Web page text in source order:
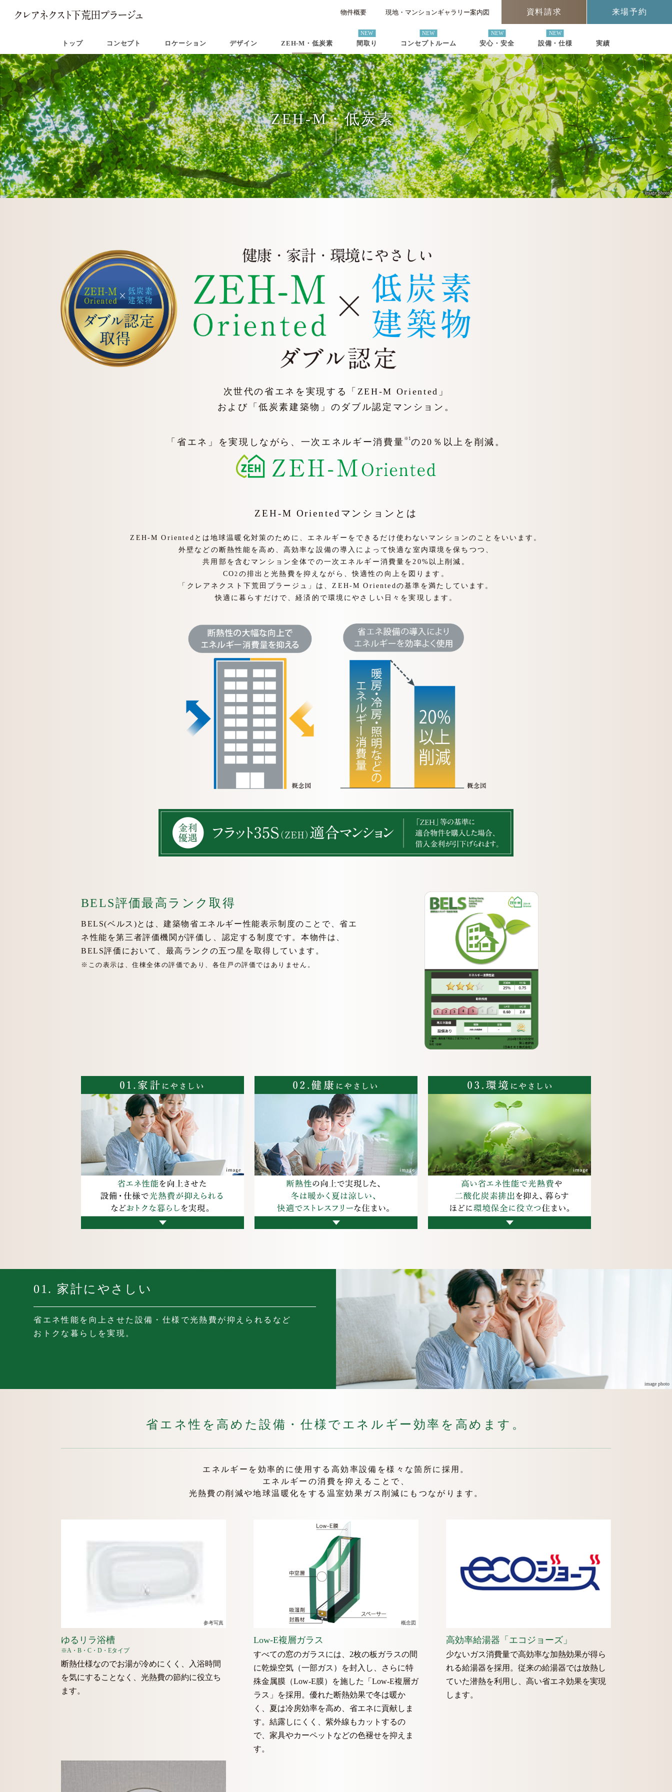
物件概要 現地・マンションギャラリー案内図 資料請求 来場予約
トップ コンセプト ロケーション デザイン ZEH-M・低炭素 間取り コンセプトルーム 安心・安全 設備・仕様 実績
ZEH-M・低炭素
image photo
次世代の省エネを実現する
「ZEH-M Oriented」
および 「低炭素建築物」のダブル認定マンション。
「省エネ」を実現しながら、 一次エネルギー消費量 ※1 の 20％以上を削減。
ZEH-M Orientedマンションとは
ZEH-M Orientedとは地球温暖化対策のために、エネルギーをできるだけ使わないマンションのことをいいます。
外壁などの断熱性能を高め、高効率な設備の導入によって快適な室内環境を保ちつつ、
共用部を含むマンション全体での一次エネルギー消費量を20%以上削減。
CO2 の排出と光熱費を抑えながら、快適性の向上を図ります。
「クレアネクスト下荒田プラージュ」は、ZEH-M Orientedの基準を満たしています。
快適に暮らすだけで、経済的で環境にやさしい日々を実現します。
BELS評価最高ランク取得
BELS(ベルス)とは、建築物省エネルギー性能表示制度のことで、省エ
ネ性能を第三者評価機関が評価し、認定する制度です。本物件は、
BELS評価において、最高ランクの五つ星を取得しています。
※この表示は、住棟全体の評価であり、各住戸の評価ではありません。
01. 家計にやさしい
省エネ性能を向上させた設備・仕様で光熱費が抑えられるなど
おトクな暮らしを実現。
image photo
省エネ性を高めた設備・仕様でエネルギー効率を高めます。
エネルギーを効率的に使用する高効率設備を様々な箇所に採用。
エネルギーの消費を抑えることで、
光熱費の削減や地球温暖化をする温室効果ガス削減にもつながります。
参考写真
ゆるリラ浴槽
※A・B・C・D・Eタイプ
断熱仕様なのでお湯が冷めにくく、入浴時間
を気にすることなく、光熱費の節約に役立ち
ます。
概念図
Low-E複層ガラス
すべての窓のガラスには、2枚の板ガラスの間
に乾燥空気（一部ガス）を封入し、さらに特
殊金属膜（Low-E膜）を施した「Low-E複層ガ
ラス」を採用。優れた断熱効果で冬は暖か
く、夏は冷房効率を高め、省エネに貢献しま
す。結露しにくく、紫外線もカットするの
で、家具やカーペットなどの色褪せを抑えま
す。
高効率給湯器「エコジョーズ」
少ないガス消費量で高効率な加熱効果が得ら
れる給湯器を採用。従来の給湯器では放熱し
ていた潜熱を利用し、高い省エネ効果を実現
します。